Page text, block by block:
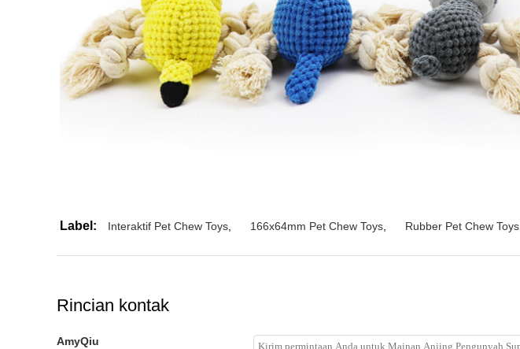
Label: Interaktif Pet Chew Toys, 166x64mm Pet Chew Toys, Rubber Pet Chew Toys
Rincian kontak
AmyQiu